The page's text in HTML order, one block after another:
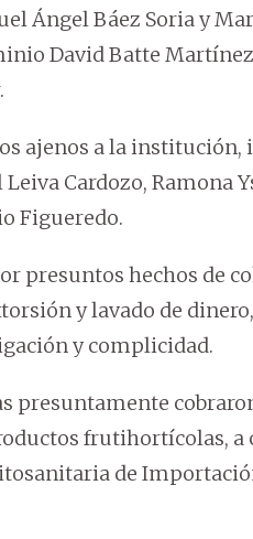
Ángel Báez Soria y
David Batte
ajenos a la
Cardozo, Ramona
Figueredo.
presuntos hechos de
y lavado de
y complicidad.
presuntamente
frutihortícolas, a
de